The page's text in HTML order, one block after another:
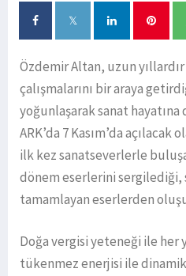
Özdemir Altan, uzun
çalışmalarını bir araya
yoğunlaşarak sanat hayatına
ARK’da 7 Kasım’da açılacak
ilk kez sanatseverlerle
dönem eserlerini sergilediği,
tamamlayan eserlerden
Doğa vergisi yeteneği ile her
tükenmez enerjisi ile